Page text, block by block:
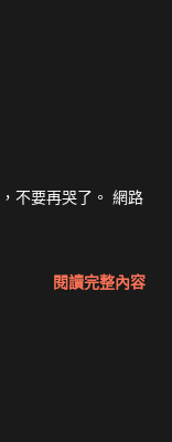
其實我買他的書，
不要再哭了。 網路
閱讀完整內容